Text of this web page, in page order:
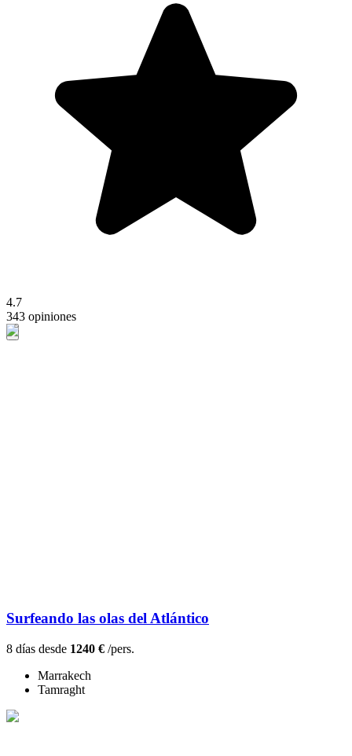
4.7
343 opiniones
Surfeando las olas del Atlántico
8 días desde 1240 € /pers.
Marrakech
Tamraght